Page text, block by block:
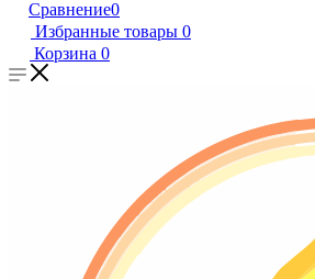
Сравнение0
Избранные товары 0
Корзина 0